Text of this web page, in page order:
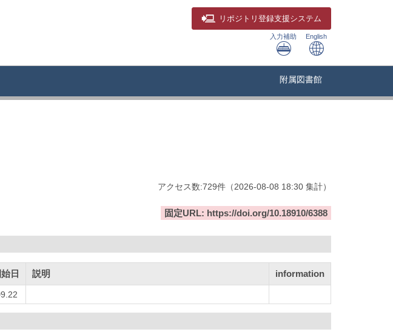
リポジトリ 登録支援システム
入力補助 English
附属図書館
アクセス数:729件 （2026-08-08 18:30 集計）
固定URL: https://doi.org/10.18910/6388
日 説明 information